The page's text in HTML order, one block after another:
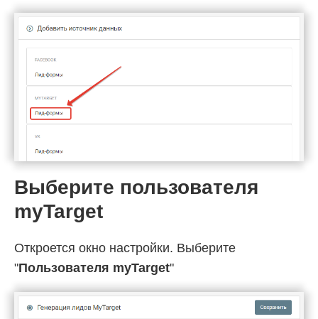
Выберите пользователя
myTarget
Откроется окно настройки. Выберите
"Пользователя myTarget"